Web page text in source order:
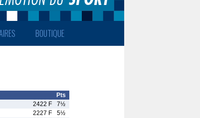
BOUTIQUE
Pts
2422 F
7½
2227 F
5½